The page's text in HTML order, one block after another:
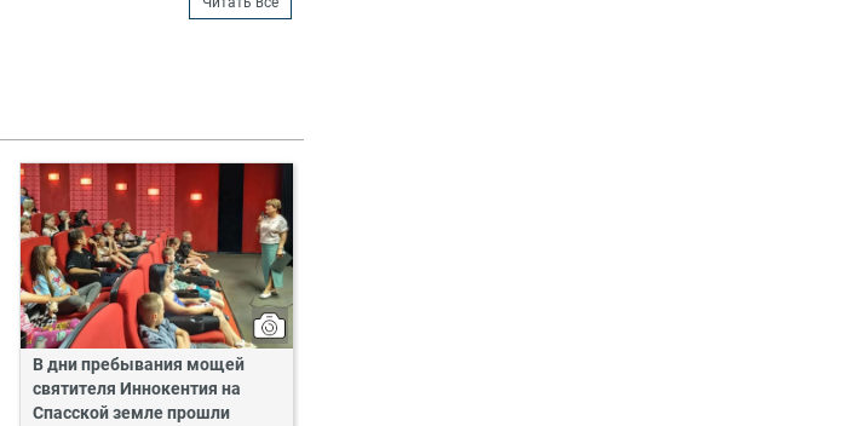
В дни пребывания мощей
святителя Иннокентия на
Спасской земле прошли